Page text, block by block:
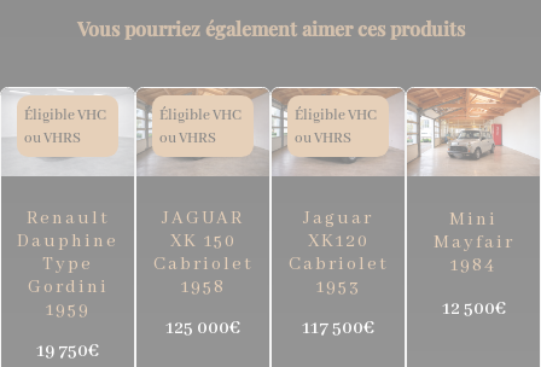
Vous pourriez également aimer ces produits
Éligible VHC
ou VHRS
Renault
Dauphine
Type
Gordini
1959
19 750€
Éligible VHC
ou VHRS
JAGUAR
XK 150
Cabriolet
1958
125 000€
Éligible VHC
ou VHRS
Jaguar
XK120
Cabriolet
1953
117 500€
Mini
Mayfair
1984
12 500€